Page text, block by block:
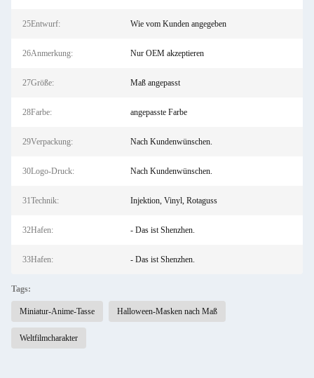
25Entwurf: Wie vom Kunden angegeben
26Anmerkung: Nur OEM akzeptieren
27Größe: Maß angepasst
28Farbe: angepasste Farbe
29Verpackung: Nach Kundenwünschen.
30Logo-Druck: Nach Kundenwünschen.
31Technik: Injektion, Vinyl, Rotaguss
32Hafen: - Das ist Shenzhen.
33Hafen: - Das ist Shenzhen.
Tags:
Miniatur-Anime-Tasse Halloween-Masken nach Maß
Weltfilmcharakter